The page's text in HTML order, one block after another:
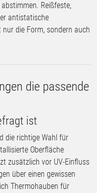
Reißfeste,
antistatische
die Form, sondern auch
die passende
ist
die richtige Wahl für
Oberfläche
zusätzlich vor UV-Einfluss
über einen gewissen
Thermohauben für